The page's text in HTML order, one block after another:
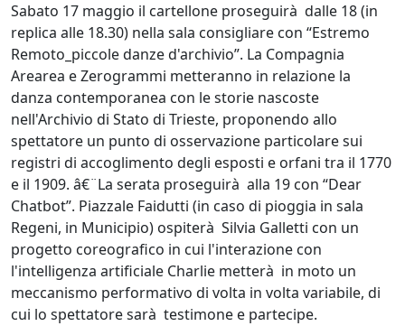
Sabato 17 maggio il cartellone proseguirà dalle 18 (in
replica alle 18.30) nella sala consigliare con “Estremo
Remoto_piccole danze d'archivio”. La Compagnia
Arearea e Zerogrammi metteranno in relazione la
danza contemporanea con le storie nascoste
nell'Archivio di Stato di Trieste, proponendo allo
spettatore un punto di osservazione particolare sui
registri di accoglimento degli esposti e orfani tra il 1770
e il 1909. â€¨La serata proseguirà alla 19 con “Dear
Chatbot”. Piazzale Faidutti (in caso di pioggia in sala
Regeni, in Municipio) ospiterà Silvia Galletti con un
progetto coreografico in cui l'interazione con
l'intelligenza artificiale Charlie metterà in moto un
meccanismo performativo di volta in volta variabile, di
cui lo spettatore sarà testimone e partecipe.